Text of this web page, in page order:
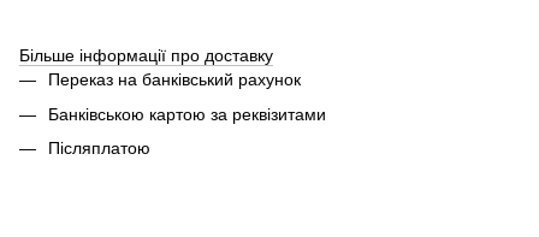
Більше інформації про доставку
Переказ на банківський рахунок
Банківською картою за реквізитами
Післяплатою